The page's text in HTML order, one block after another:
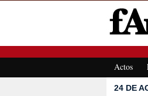
Actos
24 DE